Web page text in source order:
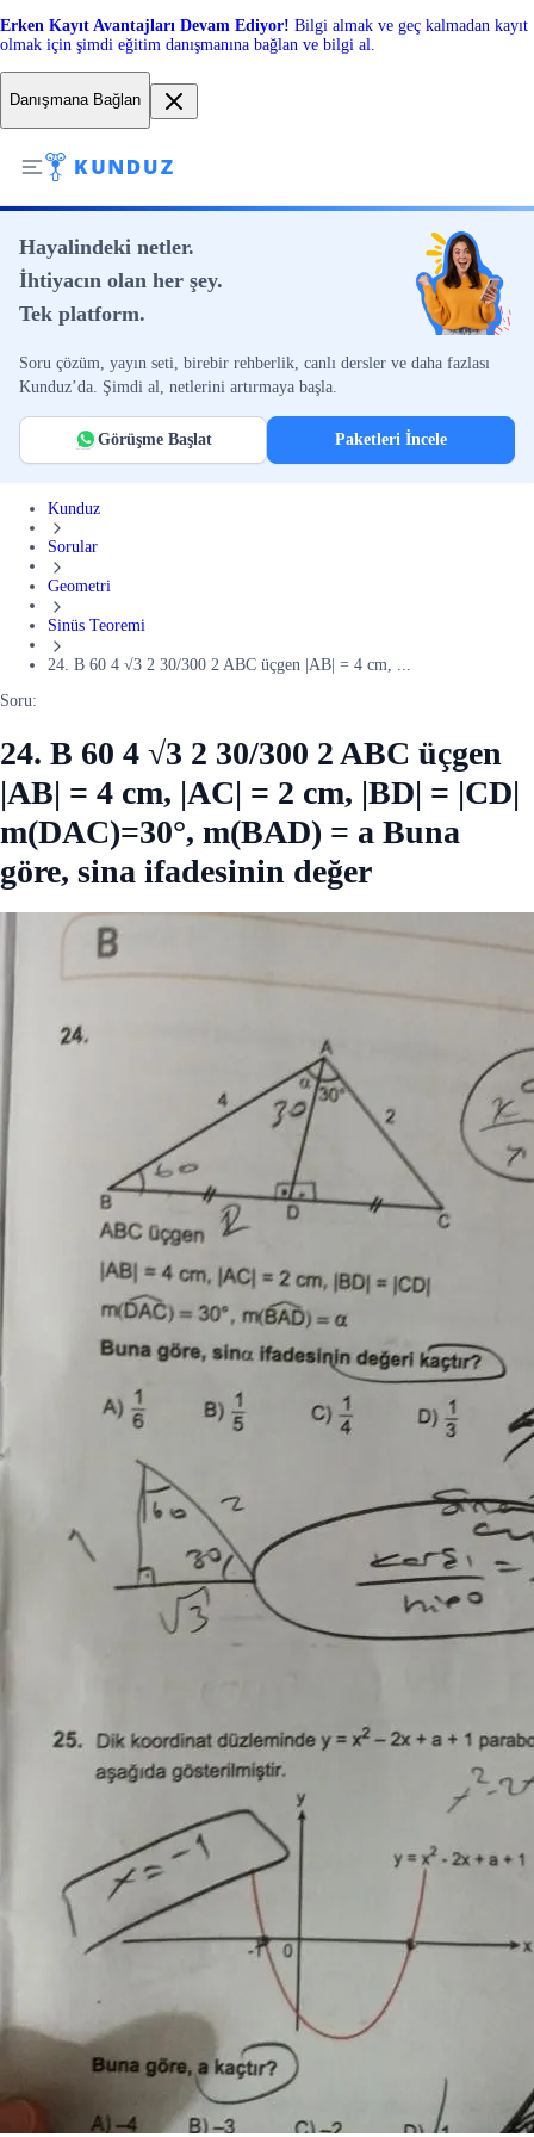
Erken Kayıt Avantajları Devam Ediyor! Bilgi almak ve geç kalmadan kayıt
olmak için şimdi eğitim danışmanına bağlan ve bilgi al.
Danışmana Bağlan
Hayalindeki netler.
İhtiyacın olan her şey.
Tek platform.
Soru çözüm, yayın seti, birebir rehberlik, canlı dersler ve daha fazlası
Kunduz’da. Şimdi al, netlerini artırmaya başla.
Görüşme Başlat Paketleri İncele
Kunduz
Sorular
Geometri
Sinüs Teoremi
24. B 60 4 √3 2 30/300 2 ABC üçgen |AB| = 4 cm, ...
Soru:
24. B 60 4 √3 2 30/300 2 ABC üçgen
|AB| = 4 cm, |AC| = 2 cm, |BD| = |CD|
m(DAC)=30°, m(BAD) = a Buna
göre, sina ifadesinin değer